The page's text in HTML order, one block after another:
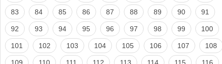
83 84 85 86 87 88 89 90 91
92 93 94 95 96 97 98 99 100
101 102 103 104 105 106 107 108